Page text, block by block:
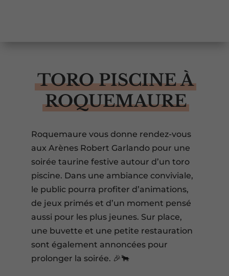
TORO PISCINE À
ROQUEMAURE
Roquemaure vous donne rendez-vous
aux Arènes Robert Garlando pour une
soirée taurine festive autour d’un toro
piscine. Dans une ambiance conviviale,
le public pourra profiter d’animations,
de jeux primés et d’un moment pensé
aussi pour les plus jeunes. Sur place,
une buvette et une petite restauration
sont également annoncées pour
prolonger la soirée. 🎉🐂